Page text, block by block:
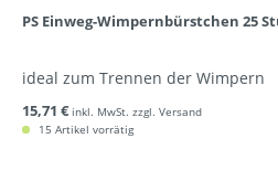
PS Einweg-Wimpernbürstchen 25
ideal zum Trennen der Wimpern
15,71 € inkl. MwSt. zzgl. Versand
15 Artikel vorrätig